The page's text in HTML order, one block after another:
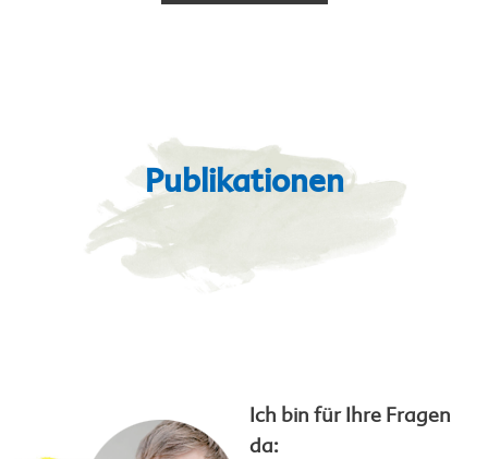
Publikationen
Ich bin für Ihre Fragen
da: